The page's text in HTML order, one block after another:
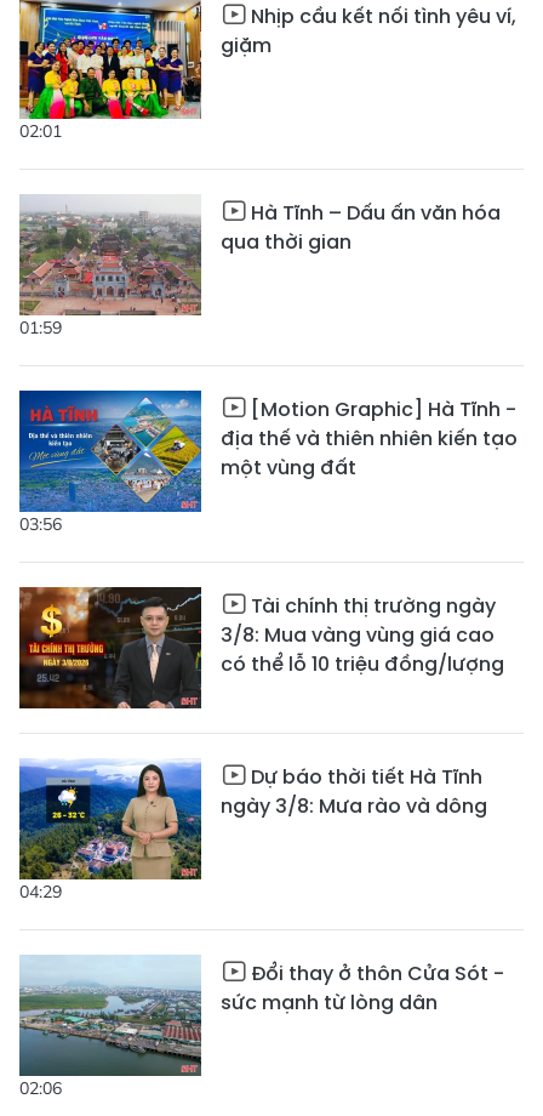
02:01
Nhịp cầu kết nối tình yêu ví,
giặm
01:59
Hà Tĩnh – Dấu ấn văn hóa
qua thời gian
03:56
[Motion Graphic] Hà Tĩnh -
địa thế và thiên nhiên kiến tạo
một vùng đất
Tài chính thị trường ngày
3/8: Mua vàng vùng giá cao
có thể lỗ 10 triệu đồng/lượng
04:29
Dự báo thời tiết Hà Tĩnh
ngày 3/8: Mưa rào và dông
02:06
Đổi thay ở thôn Cửa Sót -
sức mạnh từ lòng dân